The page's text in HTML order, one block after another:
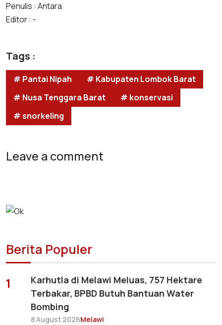
Penulis : Antara
Editor : -
Tags :
# Pantai Nipah
# Kabupaten Lombok Barat
# Nusa Tenggara Barat
# konservasi
# snorkeling
Leave a comment
Berita Populer
1
Karhutla di Melawi Meluas, 757 Hektare
Terbakar, BPBD Butuh Bantuan Water
Bombing
8 August 2026Melawi